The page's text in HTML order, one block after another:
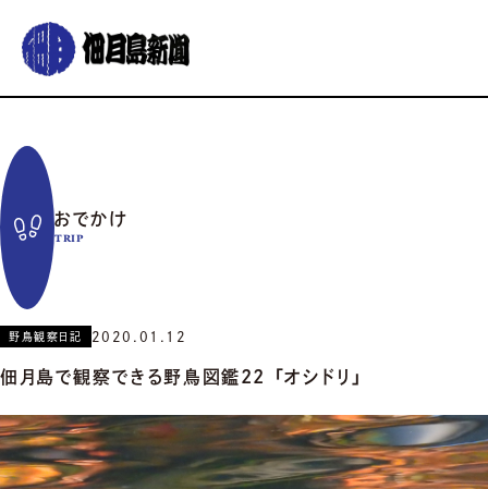
グルメ おでかけ 暮らす
佃月島新聞の紹介
お知らせ
野鳥観察日記 2020.01.12
佃月島で観察できる野鳥図鑑22 「オシドリ」
おでかけ
TRIP